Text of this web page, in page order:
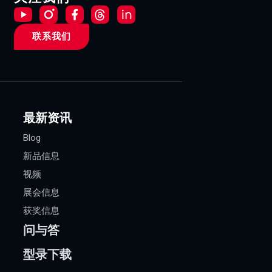
联系我们
最新资讯
Blog
新品信息
视频
展会信息
获奖信息
问与答
型录下载